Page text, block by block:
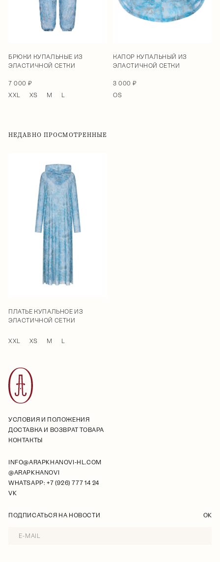
БРЮКИ КУПАЛЬНЫЕ ИЗ
ЭЛАСТИЧНОЙ СЕТКИ
7 000 ₽
XXL
XS M L
КАПОР КУПАЛЬНЫЙ ИЗ
ЭЛАСТИЧНОЙ СЕТКИ
3 000 ₽
OS
НЕДАВНО ПРОСМОТРЕННЫЕ
ПЛАТЬЕ КУПАЛЬНОЕ ИЗ
ЭЛАСТИЧНОЙ СЕТКИ
XXL XS M L
УСЛОВИЯ И ПОЛОЖЕНИЯ
ДОСТАВКА И ВОЗВРАТ ТОВАРА
КОНТАКТЫ
INFO@ARAPKHANOVI-HL.COM
@ARAPKHANOVI
WHATSAPP: +7 (926) 777 14 24
VK
ПОДПИСАТЬСЯ НА НОВОСТИ OK